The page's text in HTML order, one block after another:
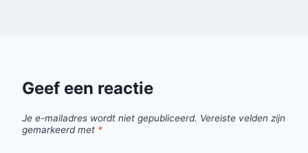
Geef een reactie
Je e-mailadres wordt niet gepubliceerd. Vereiste velden zijn
gemarkeerd met *